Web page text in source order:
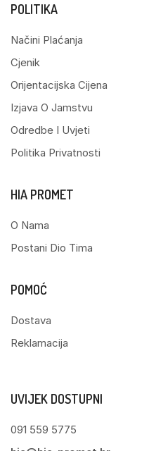
POLITIKA
Načini Plaćanja
Cjenik
Orijentacijska Cijena
Izjava O Jamstvu
Odredbe I Uvjeti
Politika Privatnosti
HIA PROMET
O Nama
Postani Dio Tima
POMOĆ
Dostava
Reklamacija
UVIJEK DOSTUPNI
091 559 5775